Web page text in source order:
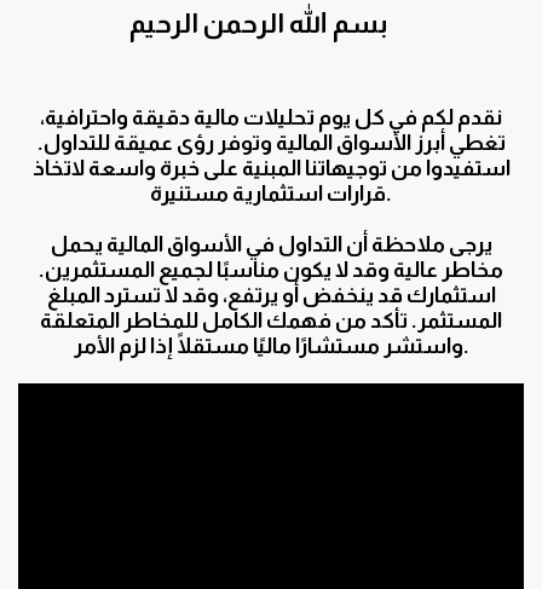
بسم الله الرحمن الرحيم
نقدم لكم في كل يوم تحليلات مالية دقيقة واحترافية،
تغطي أبرز الأسواق المالية وتوفر رؤى عميقة للتداول.
استفيدوا من توجيهاتنا المبنية على خبرة واسعة لاتخاذ
قرارات استثمارية مستنيرة.
يرجى ملاحظة أن التداول في الأسواق المالية يحمل
مخاطر عالية وقد لا يكون مناسبًا لجميع المستثمرين.
استثمارك قد ينخفض أو يرتفع، وقد لا تسترد المبلغ
المستثمر. تأكد من فهمك الكامل للمخاطر المتعلقة
واستشر مستشارًا ماليًا مستقلًا إذا لزم الأمر.